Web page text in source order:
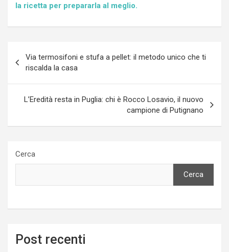
la ricetta per prepararla al meglio.
articoli
Via termosifoni e stufa a pellet: il metodo unico che ti
riscalda la casa
L’Eredità resta in Puglia: chi è Rocco Losavio, il nuovo
campione di Putignano
Cerca
Cerca
Post recenti